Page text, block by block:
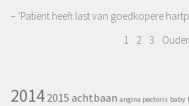
– ‘Patiënt heeft last van goedkopere
1
2 3
2014 2015 achtbaan angina pectoris baby